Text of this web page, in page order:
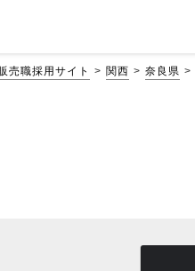
売職採用サイト 関西 奈良県